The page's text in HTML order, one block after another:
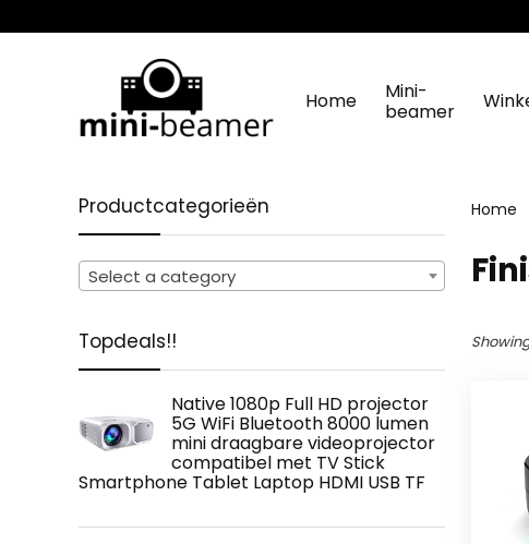
Home
Mini-
beamer
Productcategorieën
Select a category
Topdeals!!
Native 1080p Full HD projector
5G WiFi Bluetooth 8000 lumen
mini draagbare videoprojector
compatibel met TV Stick
Smartphone Tablet Laptop HDMI USB TF
Home